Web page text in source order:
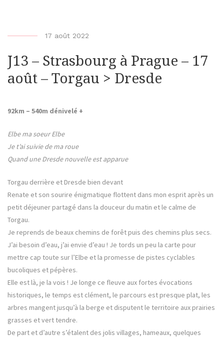
b
b
r
o
f
-
a
r
s
17 août 2022
J13 – Strasbourg à Prague – 17
août – Torgau > Dresde
92km – 540m dénivelé +
Elbe ma soeur Elbe
Je t’ai suivie de ma roue
Quand une Dresde nouvelle est apparue
Torgau derrière et Dresde bien devant
Renate et son sourire énigmatique flottent dans mon esprit après un
petit déjeuner partagé dans la douceur du matin et le calme de
Torgau.
Je reprends de beaux chemins de forêt puis des chemins plus secs.
J’ai besoin d’eau, j’ai envie d’eau ! Je tords un peu la carte pour
mettre cap toute sur l’Elbe et la promesse de pistes cyclables
bucoliques et pépères.
Elle est là, je la vois ! Je longe ce fleuve aux fortes évocations
historiques, le temps est clément, le parcours est presque plat, les
arbres mangent jusqu’à la berge et disputent le territoire aux prairies
grasses et vert tendre.
De part et d’autre s’étalent des jolis villages, hameaux, quelques